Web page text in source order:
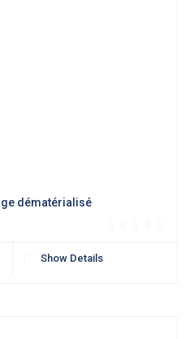
dématérialisé
Show Details